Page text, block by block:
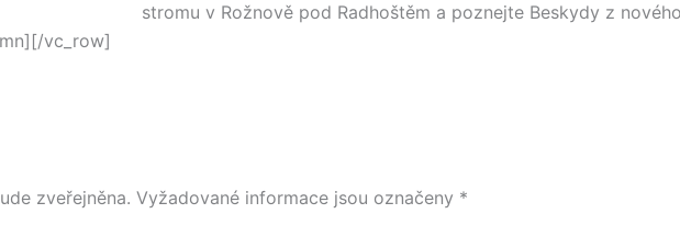
stromu v Rožnově pod Radhoštěm a poznejte Beskydy z
vc_row]
zveřejněna. Vyžadované informace jsou označeny *